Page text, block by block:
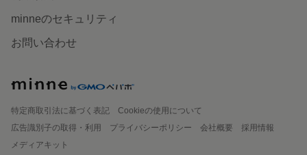
minneのセキュリティ
お問い合わせ
特定商取引法に基づく表記
Cookieの使用について
広告識別子の取得・利用
プライバシーポリシー 会社概要
採用情報
メディアキット